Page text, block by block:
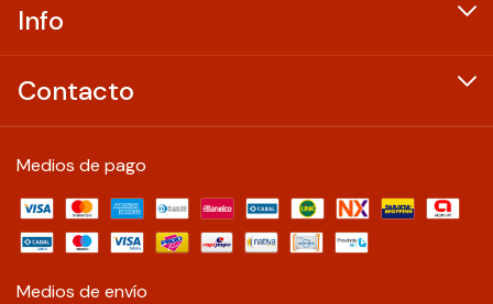
Info
Contacto
Medios de pago
Medios de envío